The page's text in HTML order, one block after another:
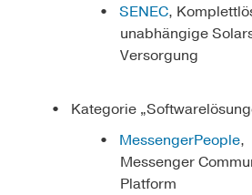
SENEC,
unabhängige
Versorgung
Kategorie
MessengerPeople,
Messenger
Platform